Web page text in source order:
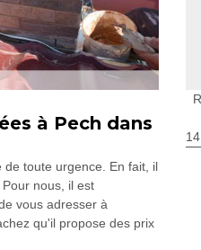
à Pech dans
toute urgence. En fait, il
nous, il est
vous adresser à
qu'il propose des prix